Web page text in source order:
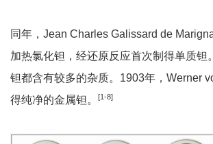
同年，Jean Charles Galissard de
加热氯化钽，经还原反应首次制得单质钽
钽都含有较多的杂质。1903年，Werner
得纯净的金属钽。
[1-8]